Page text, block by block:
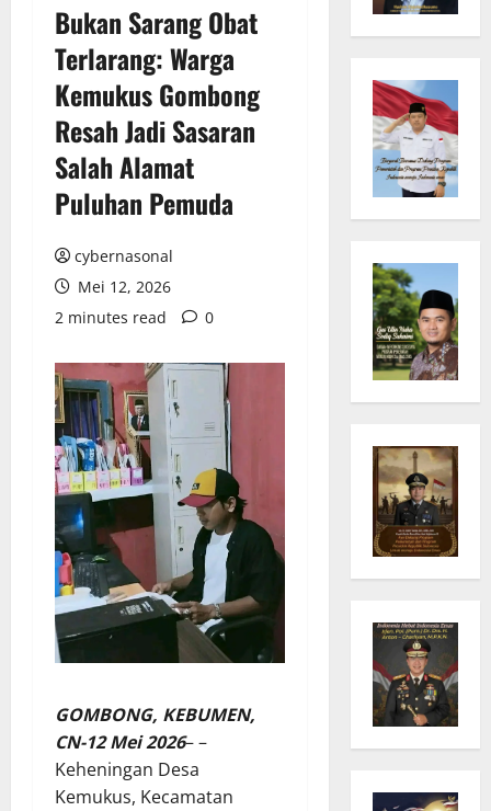
Bukan Sarang Obat
Terlarang: Warga
Kemukus Gombong
Resah Jadi Sasaran
Salah Alamat
Puluhan Pemuda
cybernasonal
Mei 12, 2026
2 minutes read
0
GOMBONG, KEBUMEN,
CN-12 Mei 2026– –
Keheningan Desa
Kemukus, Kecamatan